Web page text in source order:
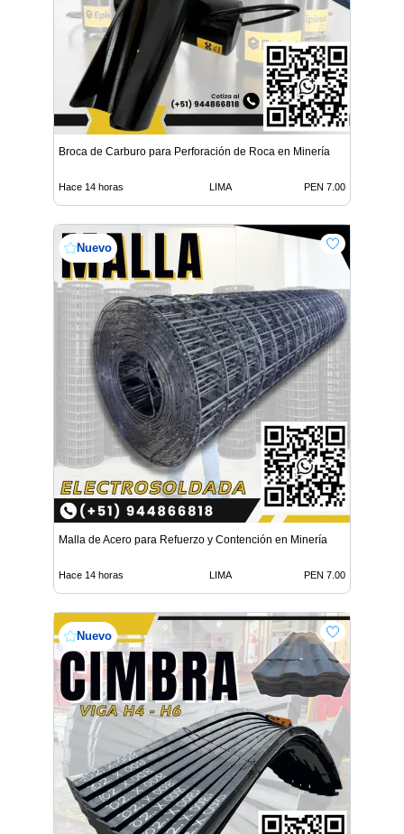
Broca de Carburo para Perforación de Roca en Minería
Hace 14 horas LIMA PEN 7.00
Nuevo
Malla de Acero para Refuerzo y Contención en Minería
Hace 14 horas LIMA PEN 7.00
Nuevo